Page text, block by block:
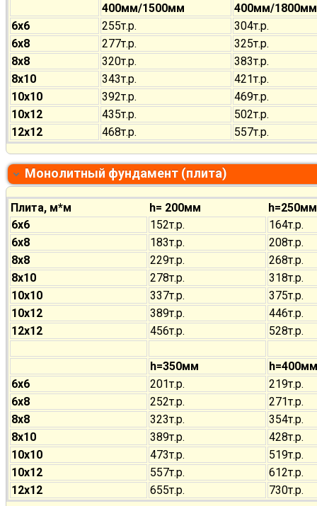
400мм/1500мм
400мм/1800мм
6х6
255т.р.
304т.р.
6х8
277т.р.
325т.р.
8х8
320т.р.
383т.р.
8х10
343т.р.
421т.р.
10х10
392т.р.
469т.р.
10х12
435т.р.
502т.р.
12х12
468т.р. 557т.р.
Монолитный фундамент (плита)
Плита, м*м h= 200мм
h=250мм
6х6
152т.р.
164т.р.
6х8
183т.р.
208т.р.
8х8
229т.р.
268т.р.
8х10
278т.р.
318т.р.
10х10
337т.р.
375т.р.
10х12
389т.р.
446т.р.
12х12
456т.р. 528т.р.
h=350мм
h=400мм
6х6
201т.р.
219т.р.
6х8
252т.р.
271т.р.
8х8
323т.р.
354т.р.
8х10
389т.р.
428т.р.
10х10
473т.р.
519т.р.
10х12
557т.р.
612т.р.
12х12
655т.р. 730т.р.